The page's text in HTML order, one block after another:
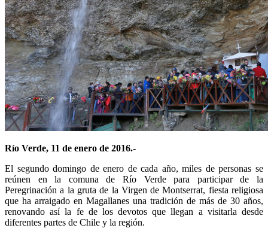
Río Verde, 11 de enero de 2016.-
El segundo domingo de enero de cada año, miles de personas se
reúnen en la comuna de Río Verde para participar de la
Peregrinación a la gruta de la Virgen de Montserrat, fiesta religiosa
que ha arraigado en Magallanes una tradición de más de 30 años,
renovando así la fe de los devotos que llegan a visitarla desde
diferentes partes de Chile y la región.